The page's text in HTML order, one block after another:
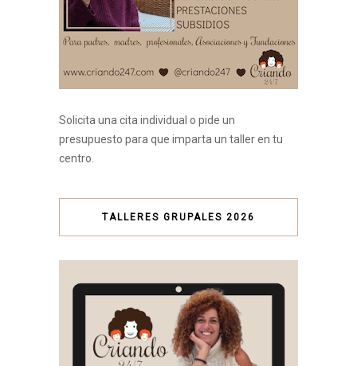
Solicita una cita individual o pide un
presupuesto para que imparta un taller en tu
centro.
TALLERES GRUPALES 2026